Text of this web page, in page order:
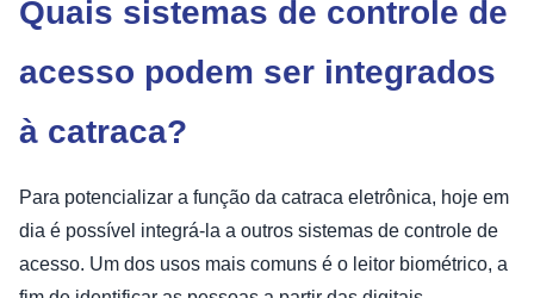
Quais sistemas de controle de
acesso podem ser integrados
à catraca?
Para potencializar a função da catraca eletrônica, hoje em
dia é possível integrá-la a outros sistemas de controle de
acesso. Um dos usos mais comuns é o leitor biométrico, a